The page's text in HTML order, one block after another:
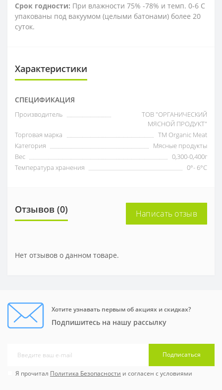
Срок годности: При влажности 75% -78% и темп. 0-6 С
упакованы под вакуумом (целыми батонами) более 20
суток.
Характеристики
СПЕЦИФИКАЦИЯ
Производитель
ТОВ "ОРГАНИЧЕСКИЙ
МЯСНОЙ ПРОДУКТ"
Торговая марка
ТМ Organic Meat
Категория
Мясные продукты
Вес
0,300-0,400г
Температура хранения
0°- 6°С
Отзывов (0) Написать отзыв
Нет отзывов о данном товаре.
Хотите узнавать первым об акциях и скидках?
Подпишитесь на нашу рассылку
Подписаться
Я прочитал Политика Безопасности и согласен с условиями